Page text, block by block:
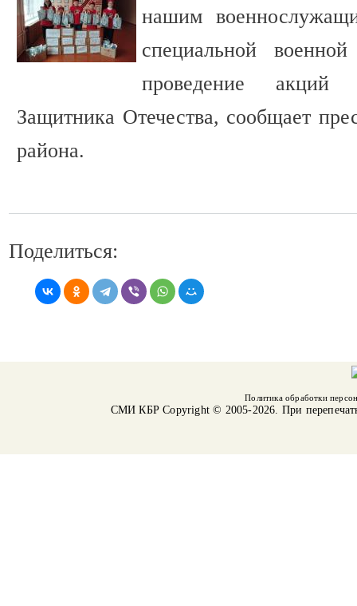
нашим
специальной
проведение
Защитника Отечества, сообщает
района.
Поделиться:
Политика обработки
СМИ КБРCopyright © 2005-2026. При